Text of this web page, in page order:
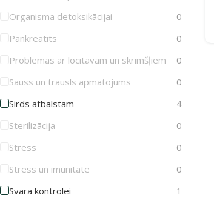
Organisma detoksikācijai
0
Pankreatīts
0
Problēmas ar locītavām un skrimšļiem
0
Sauss un trausls apmatojums
0
Sirds atbalstam
4
Sterilizācija
0
Stress
0
Stress un imunitāte
0
Svara kontrolei
1